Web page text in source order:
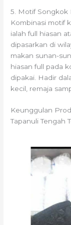
5. Motif Songkok
Kombinasi motif
ialah full hiasan
dipasarkan di
makan sunan-
hiasan full pada
dipakai. Hadir
kecil, remaja
Keunggulan
Tapanuli Tengah